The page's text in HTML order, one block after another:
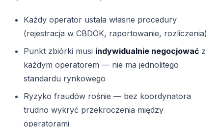
Każdy operator ustala własne procedury
(rejestracja w CBDOK, raportowanie, rozliczenia)
Punkt zbiórki musi indywidualnie negocjować z
każdym operatorem — nie ma jednolitego
standardu rynkowego
Ryzyko fraudów rośnie — bez koordynatora
trudno wykryć przekroczenia między
operatorami